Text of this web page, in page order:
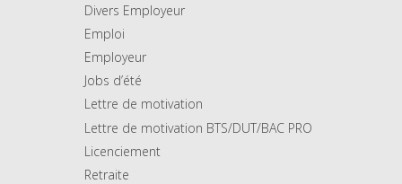
Divers Employeur
Emploi
Employeur
Jobs d’été
Lettre de motivation
Lettre de motivation BTS/DUT/BAC PRO
Licenciement
Retraite